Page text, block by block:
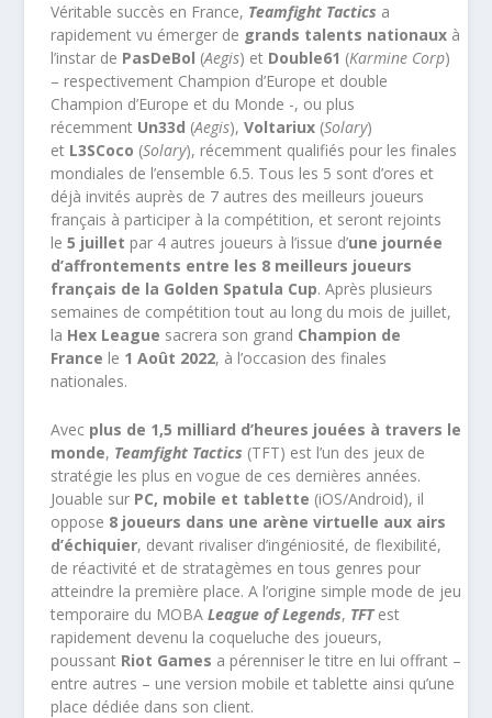
Véritable succès en France, Teamfight Tactics a
rapidement vu émerger de grands talents nationaux à
l’instar de PasDeBol (Aegis) et Double61 (Karmine Corp)
– respectivement Champion d’Europe et double
Champion d’Europe et du Monde -, ou plus
récemment Un33d (Aegis),Voltariux (Solary)
et L3SCoco (Solary), récemment qualifiés pour les finales
mondiales de l’ensemble 6.5. Tous les 5 sont d’ores et
déjà invités auprès de 7 autres des meilleurs joueurs
français à participer à la compétition, et seront rejoints
le5 juillet par 4 autres joueurs à l’issue d’une journée
d’affrontements entre les 8 meilleurs joueurs
français de la Golden Spatula Cup. Après plusieurs
semaines de compétition tout au long du mois de juillet,
la Hex League sacrera son grand Champion de
France le 1 Août 2022, à l’occasion des finales
nationales.
Avec plus de 1,5 milliard d’heures jouées à travers le
monde, Teamfight Tactics (TFT) est l’un des jeux de
stratégie les plus en vogue de ces dernières années.
Jouable sur PC, mobile et tablette (iOS/Android), il
oppose 8 joueurs dans une arène virtuelle aux airs
d’échiquier, devant rivaliser d’ingéniosité, de flexibilité,
de réactivité et de stratagèmes en tous genres pour
atteindre la première place. A l’origine simple mode de jeu
temporaire du MOBA League of Legends, TFTest
rapidement devenu la coqueluche des joueurs,
poussant Riot Games a pérenniser le titre en lui offrant –
entre autres – une version mobile et tablette ainsi qu’une
place dédiée dans son client.